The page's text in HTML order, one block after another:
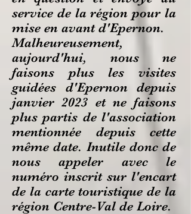
service de la région pour la
mise en avant d'Epernon.
Malheureusement,
aujourd'hui, nous ne
faisons plus les visites
guidées d'Epernon depuis
janvier 2023 et ne faisons
plus partis de l'association
mentionnée depuis cette
même date. Inutile donc de
nous appeler avec le
numéro inscrit sur l'encart
de la carte touristique de la
région Centre-Val de Loire.